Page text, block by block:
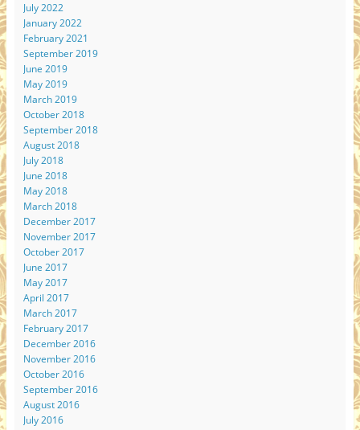
July 2022
January 2022
February 2021
September 2019
June 2019
May 2019
March 2019
October 2018
September 2018
August 2018
July 2018
June 2018
May 2018
March 2018
December 2017
November 2017
October 2017
June 2017
May 2017
April 2017
March 2017
February 2017
December 2016
November 2016
October 2016
September 2016
August 2016
July 2016